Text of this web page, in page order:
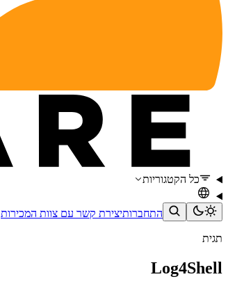
כל הקטגוריות
התחברותיצירת קשר עם צוות המכירות
תגית
Log4Shell